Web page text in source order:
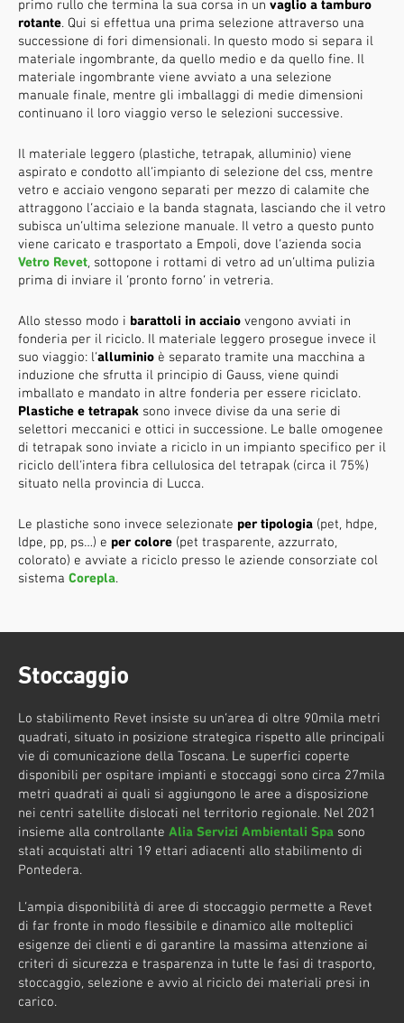
primo rullo che termina la sua corsa in un vaglio a tamburo
rotante. Qui si effettua una prima selezione attraverso una
successione di fori dimensionali. In questo modo si separa il
materiale ingombrante, da quello medio e da quello fine. Il
materiale ingombrante viene avviato a una selezione
manuale finale, mentre gli imballaggi di medie dimensioni
continuano il loro viaggio verso le selezioni successive.
Il materiale leggero (plastiche, tetrapak, alluminio) viene
aspirato e condotto all’impianto di selezione del css, mentre
vetro e acciaio vengono separati per mezzo di calamite che
attraggono l’acciaio e la banda stagnata, lasciando che il vetro
subisca un’ultima selezione manuale. Il vetro a questo punto
viene caricato e trasportato a Empoli, dove l’azienda socia
Vetro Revet , sottopone i rottami di vetro ad un’ultima pulizia
prima di inviare il ‘pronto forno’ in vetreria.
Allo stesso modo i barattoli in acciaio vengono avviati in
fonderia per il riciclo. Il materiale leggero prosegue invece il
suo viaggio: l’alluminio è separato tramite una macchina a
induzione che sfrutta il principio di Gauss, viene quindi
imballato e mandato in altre fonderia per essere riciclato.
Plastiche e tetrapak sono invece divise da una serie di
selettori meccanici e ottici in successione. Le balle omogenee
di tetrapak sono inviate a riciclo in un impianto specifico per il
riciclo dell’intera fibra cellulosica del tetrapak (circa il 75%)
situato nella provincia di Lucca.
Le plastiche sono invece selezionate per tipologia (pet, hdpe,
ldpe, pp, ps…) e per colore (pet trasparente, azzurrato,
colorato) e avviate a riciclo presso le aziende consorziate col
sistema Corepla.
Stoccaggio
Lo stabilimento Revet insiste su un’area di oltre 90mila metri
quadrati, situato in posizione strategica rispetto alle principali
vie di comunicazione della Toscana. Le superfici coperte
disponibili per ospitare impianti e stoccaggi sono circa 27mila
metri quadrati ai quali si aggiungono le aree a disposizione
nei centri satellite dislocati nel territorio regionale. Nel 2021
insieme alla controllante Alia Servizi Ambientali Spa sono
stati acquistati altri 19 ettari adiacenti allo stabilimento di
Pontedera.
L’ampia disponibilità di aree di stoccaggio permette a Revet
di far fronte in modo flessibile e dinamico alle molteplici
esigenze dei clienti e di garantire la massima attenzione ai
criteri di sicurezza e trasparenza in tutte le fasi di trasporto,
stoccaggio, selezione e avvio al riciclo dei materiali presi in
carico.